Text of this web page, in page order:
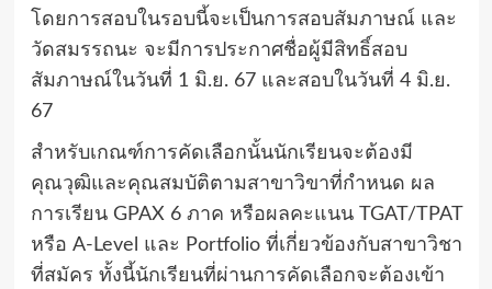
โดยการสอบในรอบนี้จะเป็นการสอบสัมภาษณ์ และ
วัดสมรรถนะ จะมีการประกาศชื่อผู้มีสิทธิ์สอบ
สัมภาษณ์ในวันที่ 1 มิ.ย. 67 และสอบในวันที่ 4 มิ.ย.
67
สำหรับเกณฑ์การคัดเลือกนั้นนักเรียนจะต้องมี
คุณวุฒิและคุณสมบัติตามสาขาวิขาที่กำหนด ผล
การเรียน GPAX 6 ภาค หรือผลคะแนน TGAT/TPAT
หรือ A-Level และ Portfolio ที่เกี่ยวข้องกับสาขาวิชา
ที่สมัคร ทั้งนี้นักเรียนที่ผ่านการคัดเลือกจะต้องเข้า